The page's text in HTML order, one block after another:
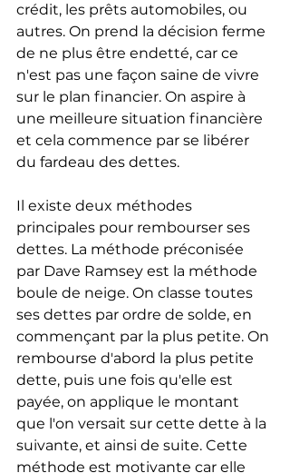
crédit, les prêts automobiles, ou
autres. On prend la décision ferme
de ne plus être endetté, car ce
n'est pas une façon saine de vivre
sur le plan financier. On aspire à
une meilleure situation financière
et cela commence par se libérer
du fardeau des dettes.
Il existe deux méthodes
principales pour rembourser ses
dettes. La méthode préconisée
par Dave Ramsey est la méthode
boule de neige. On classe toutes
ses dettes par ordre de solde, en
commençant par la plus petite. On
rembourse d'abord la plus petite
dette, puis une fois qu'elle est
payée, on applique le montant
que l'on versait sur cette dette à la
suivante, et ainsi de suite. Cette
méthode est motivante car elle